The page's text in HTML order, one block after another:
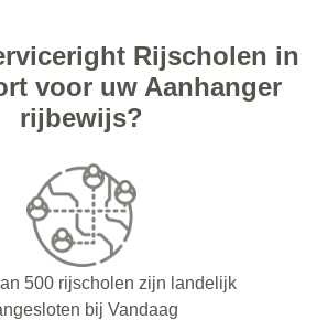
Rijscholen in
voor uw Aanhanger
rijbewijs?
500 rijscholen zijn landelijk
bij Vandaag